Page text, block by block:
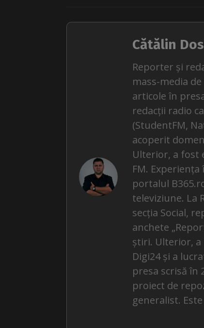
Cătălin
Reporter și
mass-media
articole în
redacții radio
(StudentFM,
acoperit
Ulterior, a fost
FM.
portalul
televiziune. La
secția Social,
anchete
știri. Ulterior, a
Digi24 și a
presa scrisă în
proiect de
generalist.